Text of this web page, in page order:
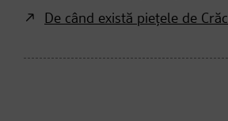
De când există piețele de